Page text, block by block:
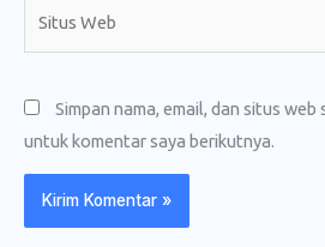
Simpan nama, email, dan situs web
untuk komentar saya berikutnya.